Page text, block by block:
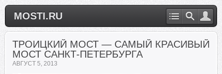
MOSTI.RU
ТРОИЦКИЙ МОСТ — САМЫЙ КРАСИВЫЙ
МОСТ САНКТ-ПЕТЕРБУРГА
АВГУСТ 5, 2013